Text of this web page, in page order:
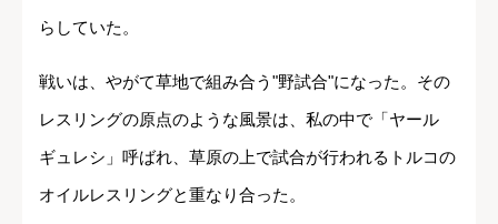
らしていた。
戦いは、やがて草地で組み合う"野試合"になった。その
レスリングの原点のような風景は、私の中で「ヤール
ギュレシ」呼ばれ、草原の上で試合が行われるトルコの
オイルレスリングと重なり合った。